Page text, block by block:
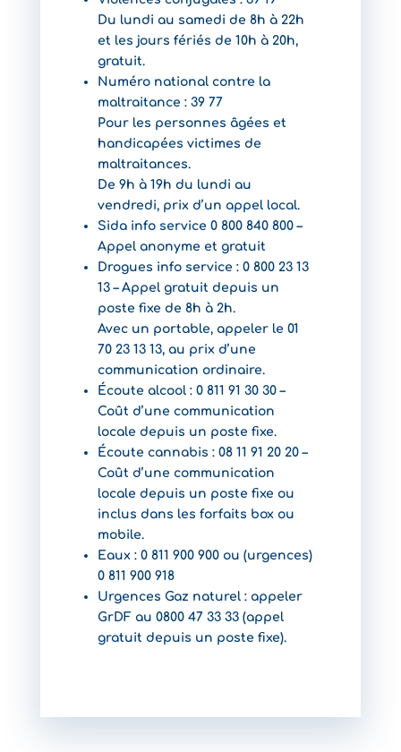
Du lundi au samedi de 8h à 22h
et les jours fériés de 10h à 20h,
gratuit.
Numéro national contre la
maltraitance : 39 77
Pour les personnes âgées et
handicapées victimes de
maltraitances.
De 9h à 19h du lundi au
vendredi, prix d’un appel local.
Sida info service 0 800 840 800 –
Appel anonyme et gratuit
Drogues info service : 0 800 23 13
13 – Appel gratuit depuis un
poste fixe de 8h à 2h.
Avec un portable, appeler le 01
70 23 13 13, au prix d’une
communication ordinaire.
Écoute alcool : 0 811 91 30 30 –
Coût d’une communication
locale depuis un poste fixe.
Écoute cannabis : 08 11 91 20 20 –
Coût d’une communication
locale depuis un poste fixe ou
inclus dans les forfaits box ou
mobile.
Eaux : 0 811 900 900 ou (urgences)
0 811 900 918
Urgences Gaz naturel : appeler
GrDF au 0800 47 33 33 (appel
gratuit depuis un poste fixe).